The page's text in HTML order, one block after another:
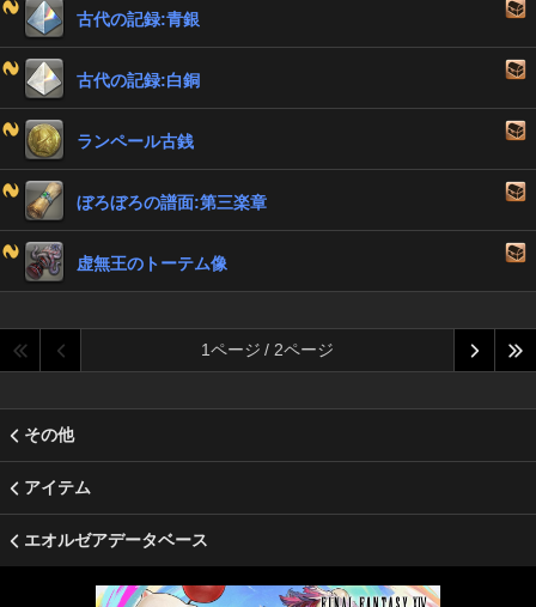
古代の記録:青銀
古代の記録:白銅
ランペール古銭
ぼろぼろの譜面:第三楽章
虚無王のトーテム像
1ページ / 2ページ
その他
アイテム
エオルゼアデータベース